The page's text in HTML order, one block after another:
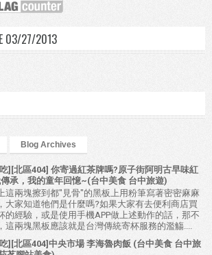
03/27/2013
Blog Archives
][北區404] 你寄過紅茶牌嗎?原子街阿明古早味紅
承，我的童年回憶~(台中美食 台中旅遊)
這兩塊擦到都"見骨"的黑板上用粉筆寫著密密麻麻
大家知道牠們是什麼嗎?如果大家有去便利商店買
的經驗，或是使用手機APP做上述動作的話，那不
這兩塊黑板應該就是台灣傳統寄杯服務的濫觴....
][北區404]中央市場 李海魯肉飯 (台中美食 台中旅